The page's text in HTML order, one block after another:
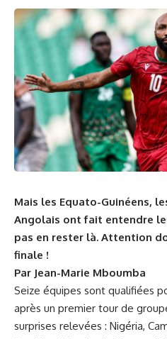
Mais les Equato-Guinéens,
Angolais ont fait entendre
pas en rester là. Attention
finale !
Par Jean-Marie Mboumba
Seize équipes sont qualifiées
après un premier tour de
surprises relevées : Nigéria,